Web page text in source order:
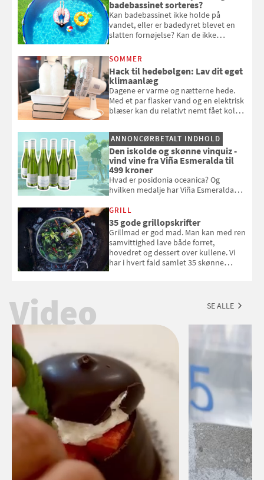
badebassinet sorteres?
Kan badebassinet ikke holde på
vandet, eller er badedyret blevet en
slatten fornøjelse? Kan de ikke
opmærksom, når du smider
badebassinet eller et badedyr ud
SOMMER
Hack til hedebølgen: Lav dit eget
klimaanlæg
Dagene er varme og nætterne hede.
Med et par flasker vand og en elektrisk
blæser kan du relativt nemt fået koldt
og se, hvordan du gør
ANNONCØRBETALT INDHOLD
Den iskolde og skønne vinquiz -
vind vine fra Viña Esmeralda til
499 kroner
Hvad er posidonia oceanica? Og
hvilken medalje har Viña Esmeralda
med i Samvirkes skønne vinquiz, hvor
du kan vinde 6 flasker vin fra Viña
Esmeralda. Konkurrencen slutter 1.
september 2026.
GRILL
35 gode grillopskrifter
Grillmad er god mad. Man kan med ren
samvittighed lave både forret,
hovedret og dessert over kullene. Vi
har i hvert fald samlet 35 skønne
Video SE ALLE